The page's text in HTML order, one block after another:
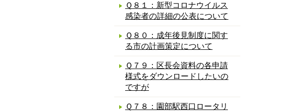
Ｑ８１：新型コロナウイルス
感染者の詳細の公表について
Ｑ８０：成年後見制度に関す
る市の計画策定について
Ｑ７９：区長会資料の各申請
様式をダウンロードしたいの
ですが
Ｑ７８：園部駅西口ロータリ